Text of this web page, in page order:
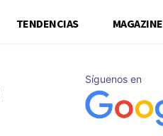
TENDENCIAS MAGAZINE
Síguenos en